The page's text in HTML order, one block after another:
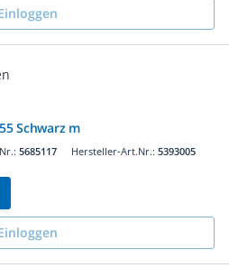
Schwarz m
5685117 Hersteller-Art.Nr.: 5393005